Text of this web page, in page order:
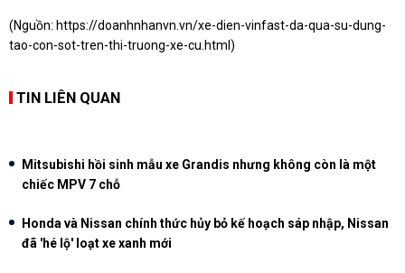
(Nguồn: https://doanhnhanvn.vn/xe-dien-vinfast-da-qua-su-dung-
tao-con-sot-tren-thi-truong-xe-cu.html )
TIN LIÊN QUAN
Mitsubishi hồi sinh mẫu xe Grandis nhưng không còn là một
chiếc MPV 7 chỗ
Honda và Nissan chính thức hủy bỏ kế hoạch sáp nhập, Nissan
đã 'hé lộ' loạt xe xanh mới